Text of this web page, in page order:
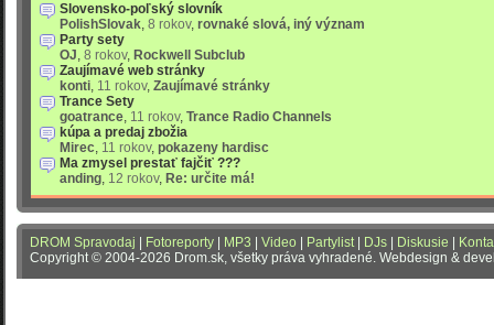
Slovensko-poľský slovník
PolishSlovak, 8 rokov, rovnaké slová, iný význam
Party sety
OJ, 8 rokov, Rockwell Subclub
Zaujímavé web stránky
konti, 11 rokov, Zaujímavé stránky
Trance Sety
goatrance, 11 rokov, Trance Radio Channels
kúpa a predaj zbožia
Mirec, 11 rokov, pokazeny hardisc
Ma zmysel prestať fajčiť ???
anding, 12 rokov, Re: určite má!
DROM Spravodaj Fotoreporty MP3 Video Partylist| DJs Diskusie
Copyright © 2004-2026 Drom.sk, všetky práva vyhradené. Webdesign &